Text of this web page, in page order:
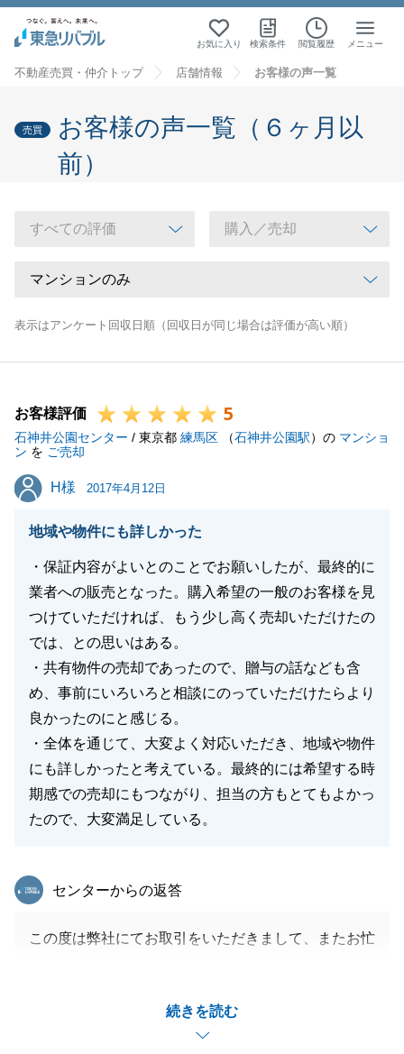
お気に入り 検索条件 閲覧履歴 メニュー
不動産売買・仲介トップ 店舗情報 お客様の声一覧
売買
お客様の声一覧（６ヶ月以
前）
表示はアンケート回収日順（回収日が同じ場合は評価が高い順）
お客様評価 5
石神井公園センター / 東京都 練馬区 （石神井公園駅）の マンショ
ン を ご売却
H様
H様 2017年4月12日
地域や物件にも詳しかった
・保証内容がよいとのことでお願いしたが、最終的に
業者への販売となった。購入希望の一般のお客様を見
つけていただければ、もう少し高く売却いただけたの
では、との思いはある。
・共有物件の売却であったので、贈与の話なども含
め、事前にいろいろと相談にのっていただけたらより
良かったのにと感じる。
・全体を通じて、大変よく対応いただき、地域や物件
にも詳しかったと考えている。最終的には希望する時
期感での売却にもつながり、担当の方もとてもよかっ
たので、大変満足している。
続きを読む
東急リバブル
センターからの返答
この度は弊社にてお取引をいただきまして、またお忙
もう少し高く売却できたのではないかとの思いを残し
てしまいまして、申し訳ございません。